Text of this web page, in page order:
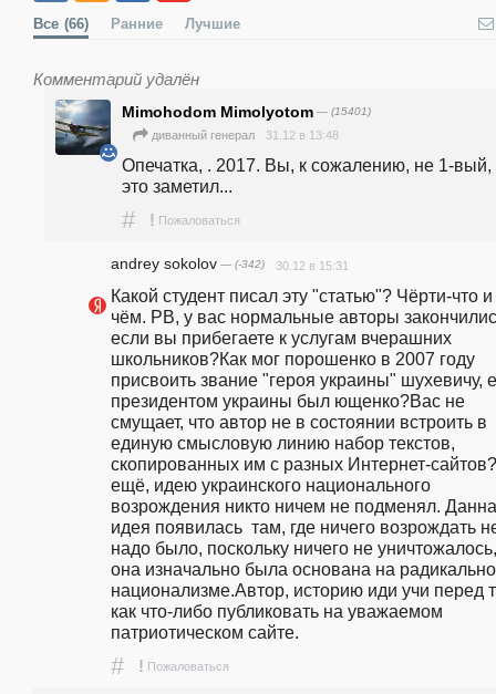
Все (66) Ранние Лучшие
Комментарий удалён
Mimohodom Mimolyotom — (15401)
диванный генерал 31.12 в 13:48
Опечатка, . 2017. Вы, к сожалению, не 1-вый,
это заметил...
# ! Пожаловаться
andrey sokolov — (-342) 30.12 в 15:31
Какой студент писал эту "статью"? Чёрти-что
чём. РВ, у вас нормальные авторы
если вы прибегаете к услугам вчерашних
школьников?Как мог порошенко в 2007 году
присвоить звание "героя украины" шухевичу,
президентом украины был ющенко?Вас не
смущает, что автор не в состоянии встроить в
единую смысловую линию набор текстов,
скопированных им с разных Интернет-
ещё, идею украинского национального
возрождения никто ничем не подменял.
идея появилась  там, где ничего возрождать
надо было, поскольку ничего не
она изначально была основана на
национализме.Автор, историю иди учи перед
как что-либо публиковать на уважаемом
патриотическом сайте.
# ! Пожаловаться